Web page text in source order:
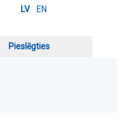
LV EN
Pieslēgties